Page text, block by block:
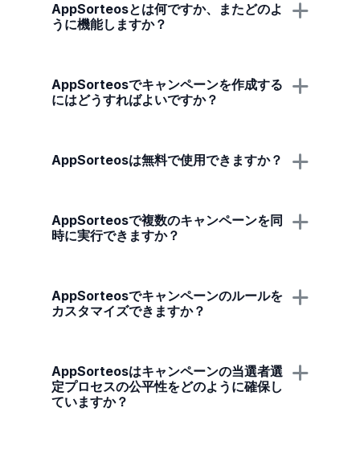
AppSorteosとは何ですか、またどのよ
うに機能しますか？
AppSorteosでキャンペーンを作成する
にはどうすればよいですか？
AppSorteosは無料で使用できますか？
AppSorteosで複数のキャンペーンを同
時に実行できますか？
AppSorteosでキャンペーンのルールを
カスタマイズできますか？
AppSorteosはキャンペーンの当選者選
定プロセスの公平性をどのように確保し
ていますか？